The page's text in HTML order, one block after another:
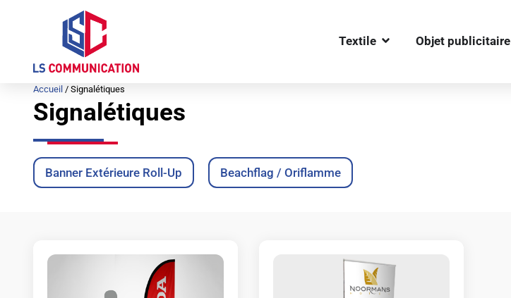
Textile OUVRIR TEXTILE
Objet publicitaire
Accueil / Signalétiques
Signalétiques
Banner Extérieure Roll-Up Beachflag / Oriflamme